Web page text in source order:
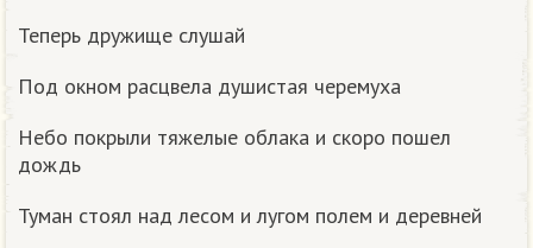
Теперь дружище слушай
Под окном расцвела душистая черемуха
Небо покрыли тяжелые облака и скоро пошел
дождь
Туман стоял над лесом и лугом полем и деревней